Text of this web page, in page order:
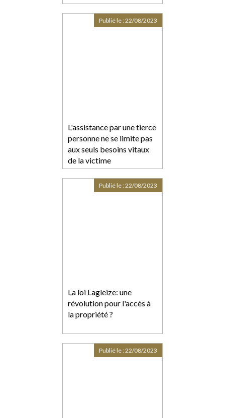
L'assistance par une tierce
personne ne se limite pas
aux seuls besoins vitaux
de la victime
Publié le :22/08/2023
La loi Lagleize: une
révolution pour l'accès à
la propriété ?
Publié le :22/08/2023
Publié le :22/08/2023